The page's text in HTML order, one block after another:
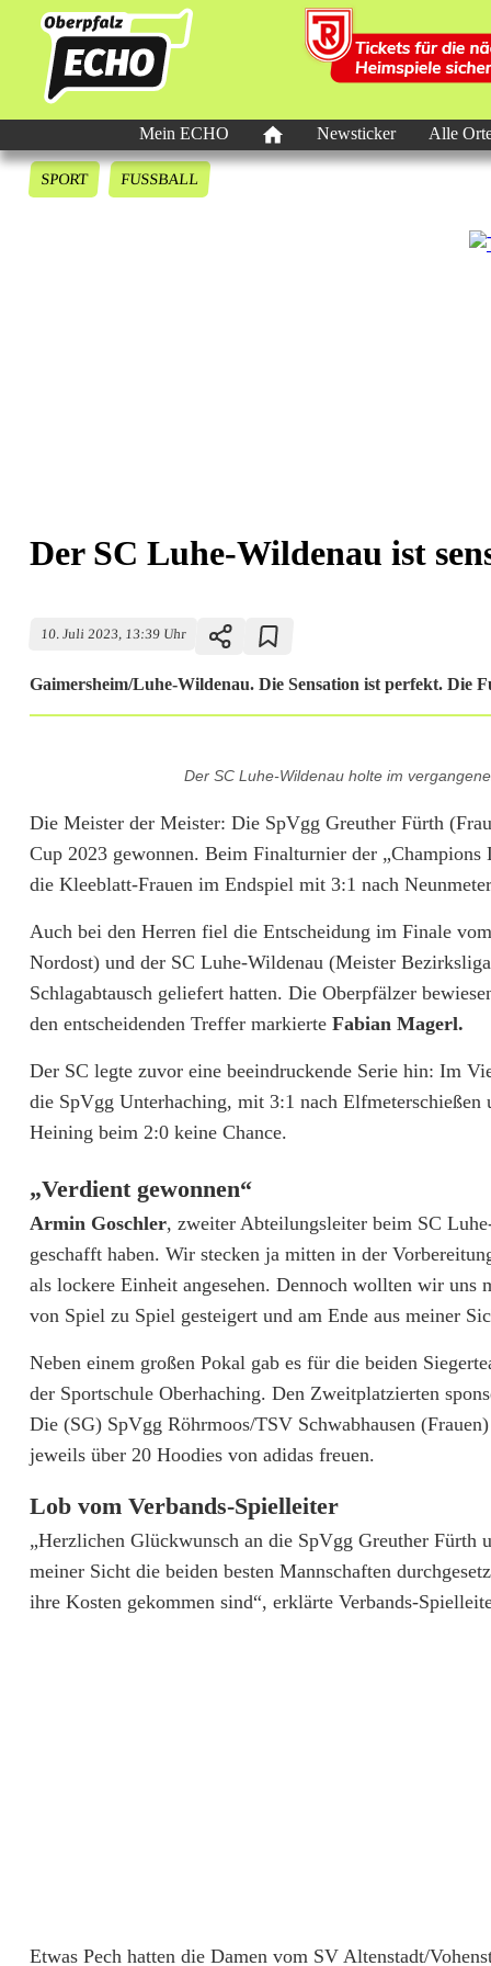
Mein ECHO Newsticker Alle
SPORT FUSSBALL
Der SC Luhe-Wildenau ist
10. Juli 2023, 13:39 Uhr
Gaimersheim/Luhe-Wildenau. Die Sensation ist perfekt. Die
r
S
C
L
u
e
-
W
i
l
d
n
a
u
i
s
t
Der SC Luhe-Wildenau holte im
Die Meister der Meister: Die SpVgg Greuther Fürth
Cup 2023 gewonnen. Beim Finalturnier der
die Kleeblatt-Frauen im Endspiel mit 3:1 nach
Auch bei den Herren fiel die Entscheidung im Finale
Nordost) und der SC Luhe-Wildenau (Meister
Schlagabtausch geliefert hatten. Die Oberpfälzer
den entscheidenden Treffer markierte Fabian Magerl.
Der SC legte zuvor eine beeindruckende Serie hin: Im
die SpVgg Unterhaching, mit 3:1 nach
Heining beim 2:0 keine Chance.
„Verdient gewonnen“
Armin Goschler, zweiter Abteilungsleiter beim SC
geschafft haben. Wir stecken ja mitten in der
als lockere Einheit angesehen. Dennoch wollten wir uns
von Spiel zu Spiel gesteigert und am Ende aus meiner
Neben einem großen Pokal gab es für die beiden
der Sportschule Oberhaching. Den Zweitplatzierten
Die (SG) SpVgg Röhrmoos/TSV Schwabhausen
jeweils über 20 Hoodies von adidas freuen.
Lob vom Verbands-Spielleiter
„Herzlichen Glückwunsch an die SpVgg Greuther Fürth
meiner Sicht die beiden besten Mannschaften
ihre Kosten gekommen sind“, erklärte Verbands-
Etwas Pech hatten die Damen vom SV Altenstadt/